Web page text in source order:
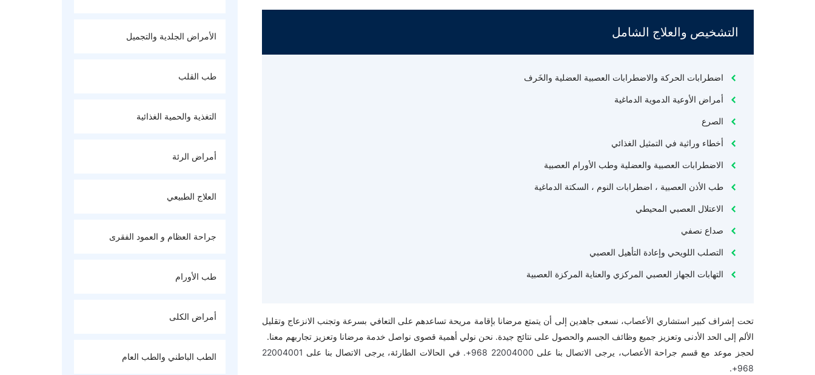
الأمراض الجلدية والتجميل
طب القلب
التغذية والحمية الغذائية
أمراض الرئة
العلاج الطبيعي
جراحة العظام و العمود الفقرى
طب الأورام
أمراض الكلى
الطب الباطني والطب العام
التشخيص والعلاج الشامل
اضطرابات الحركة والاضطرابات العصبية العضلية والخَرف
أمراض الأوعية الدموية الدماغية
الصرع
أخطاء وراثية في التمثيل الغذائي
الاضطرابات العصبية والعضلية وطب الأورام العصبية
طب الأذن العصبية ، اضطرابات النوم ، السكتة الدماغية
الاعتلال العصبي المحيطي
صداع نصفي
التصلب اللويحي وإعادة التأهيل العصبي
التهابات الجهاز العصبي المركزي والعناية المركزة العصبية
تحت إشراف كبير استشاري الأعصاب، نسعى جاهدين إلى أن يتمتع مرضانا بإقامة مريحة تساعدهم على التعافي بسرعة وتجنب الانزعاج وتقليل
الألم إلى الحد الأدنى وتعزيز جميع وظائف الجسم والحصول على نتائج جيدة. نحن نولي أهمية قصوى نواصل خدمة مرضانا وتعزيز تجاربهم معنا.
لحجز موعد مع قسم جراحة الأعصاب، يرجى الاتصال بنا على 22004000 968+. في الحالات الطارئة، يرجى الاتصال بنا على 22004001
968+.